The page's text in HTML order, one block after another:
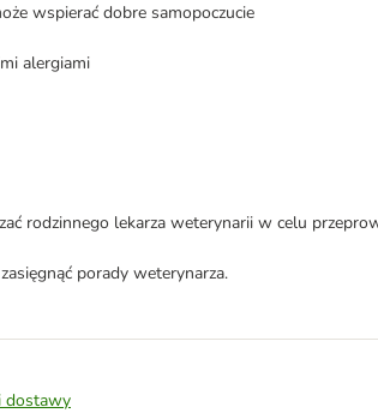
wspierać dobre samopoczucie
alergiami
rodzinnego lekarza weterynarii w celu
porady weterynarza.
dostawy